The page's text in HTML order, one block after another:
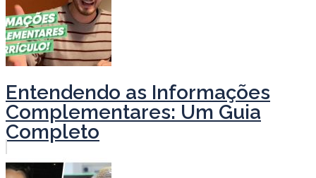
Entendendo as Informações
Complementares: Um Guia
Completo